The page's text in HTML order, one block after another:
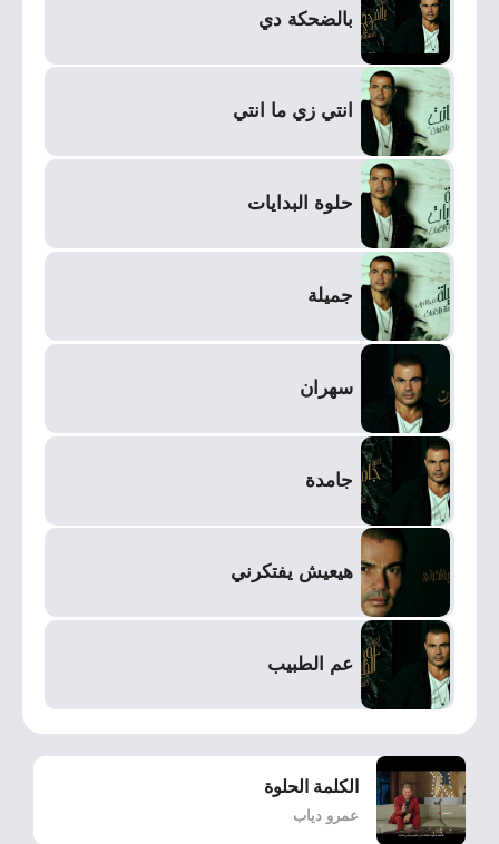
بالضحكة دي
انتي زي ما انتي
حلوة البدايات
جميلة
سهران
جامدة
هيعيش يفتكرني
عم الطبيب
الكلمة الحلوة
عمرو دياب